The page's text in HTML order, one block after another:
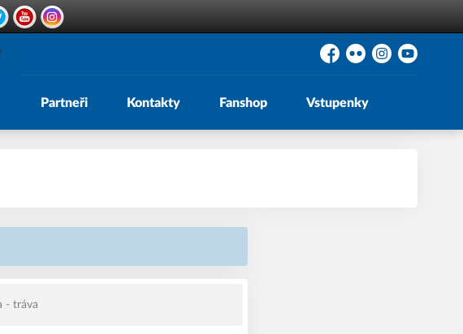
Facebook
Flickr Instagram
YouTube
Partneři Kontakty Fanshop Vstupenky
- tráva